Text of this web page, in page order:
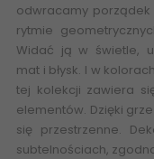
odwracamy
rytmie
Widać ją w świetle,
mat i błysk. I w
tej kolekcji zawiera
elementów. Dzięki
się przestrzenne.
subtelnościach,